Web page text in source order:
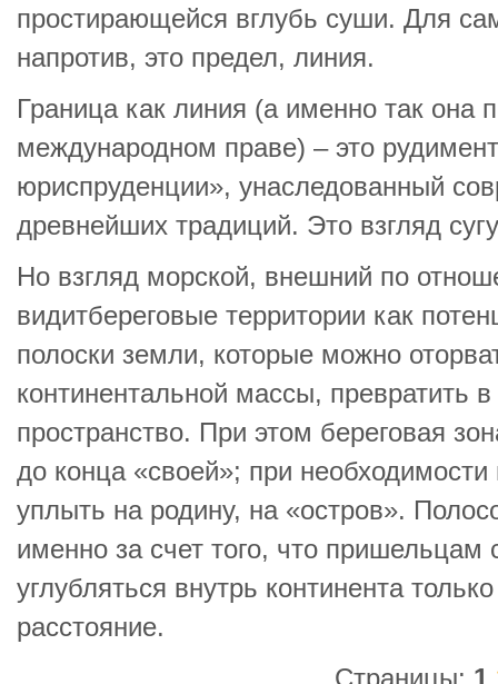
простирающейся вглубь суши. Для
напротив, это предел, линия.
Граница как линия (а именно так она
международном праве) – это
юриспруденции», унаследованный
древнейших традиций. Это взгляд
Но взгляд морской, внешний по
видитбереговые территории как
полоски земли, которые можно
континентальной массы, превратить в
пространство. При этом береговая
до конца «своей»; при
уплыть на родину, на «остров».
именно за счет того, что пришельцам
углубляться внутрь континента
расстояние.